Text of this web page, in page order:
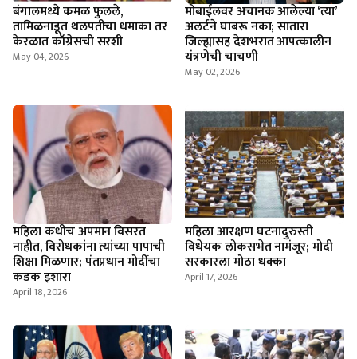
बंगालमध्ये कमळ फुलले,
तामिळनाडूत थलपतीचा धमाका तर
केरळात काँग्रेसची सरशी
May 04, 2026
मोबाईलवर अचानक आलेल्या ‘त्या’
अलर्टने घाबरू नका; सातारा
जिल्ह्यासह देशभरात आपत्कालीन
यंत्रणेची चाचणी
May 02, 2026
महिला कधीच अपमान विसरत
नाहीत, विरोधकांना त्यांच्या पापाची
शिक्षा मिळणार; पंतप्रधान मोदींचा
कडक इशारा
April 18, 2026
महिला आरक्षण घटनादुरुस्ती
विधेयक लोकसभेत नामंजूर; मोदी
सरकारला मोठा धक्का
April 17, 2026